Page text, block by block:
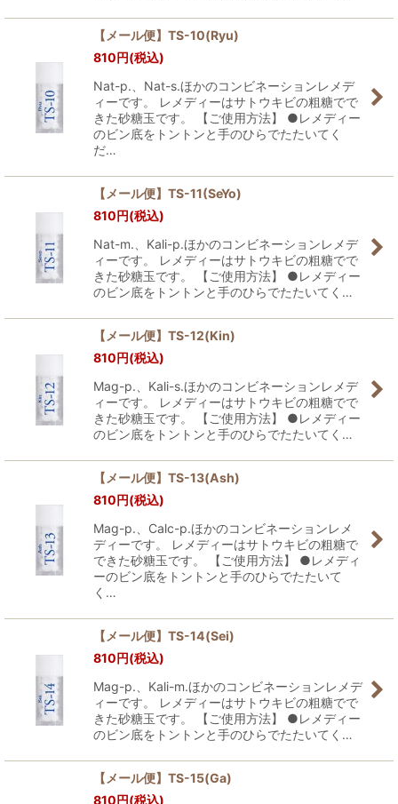
【メール便】TS-10(Ryu)
810円(税込)
Nat-p.、Nat-s.ほかのコンビネーションレメデ
ィーです。 レメディーはサトウキビの粗糖でで
きた砂糖玉です。 【ご使用方法】 ●レメディー
のビン底をトントンと手のひらでたたいてく
だ…
【メール便】TS-11(SeYo)
810円(税込)
Nat-m.、Kali-p.ほかのコンビネーションレメデ
ィーです。 レメディーはサトウキビの粗糖でで
きた砂糖玉です。 【ご使用方法】 ●レメディー
のビン底をトントンと手のひらでたたいてく…
【メール便】TS-12(Kin)
810円(税込)
Mag-p.、Kali-s.ほかのコンビネーションレメデ
ィーです。 レメディーはサトウキビの粗糖でで
きた砂糖玉です。 【ご使用方法】 ●レメディー
のビン底をトントンと手のひらでたたいてく…
【メール便】TS-13(Ash)
810円(税込)
Mag-p.、Calc-p.ほかのコンビネーションレメ
ディーです。 レメディーはサトウキビの粗糖で
できた砂糖玉です。 【ご使用方法】 ●レメディ
ーのビン底をトントンと手のひらでたたいて
く…
【メール便】TS-14(Sei)
810円(税込)
Mag-p.、Kali-m.ほかのコンビネーションレメデ
ィーです。 レメディーはサトウキビの粗糖でで
きた砂糖玉です。 【ご使用方法】 ●レメディー
のビン底をトントンと手のひらでたたいてく…
【メール便】TS-15(Ga)
810円(税込)